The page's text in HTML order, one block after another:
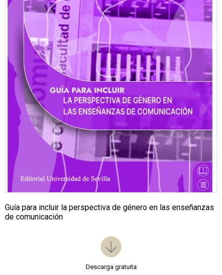
Guía para incluir la perspectiva de género en las enseñanzas
de comunicación
Descarga gratuita